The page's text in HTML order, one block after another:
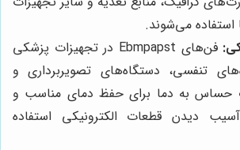
می‌شوند.
فن‌های Ebmpapst در تجهیزات پزشکی
تنفسی، دستگاه‌های تصویربرداری و
حساس به دما برای حفظ دمای مناسب و
دیدن قطعات الکترونیکی استفاده